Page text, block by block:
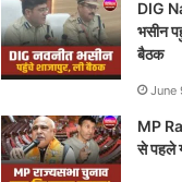
DIG
भसीन
बैठक
June
MP
से पहले